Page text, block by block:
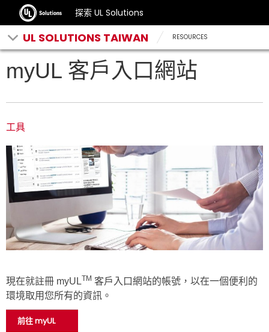
探索 UL Solutions
UL SOLUTIONS TAIWAN RESOURCES
myUL 客戶入口網站
工具
現在就註冊 myULTM 客戶入口網站的帳號，以在一個便利的
環境取用您所有的資訊。
前往 myUL